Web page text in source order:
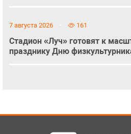
7 августа 2026 161
Стадион «Луч» готовят к
празднику Дню